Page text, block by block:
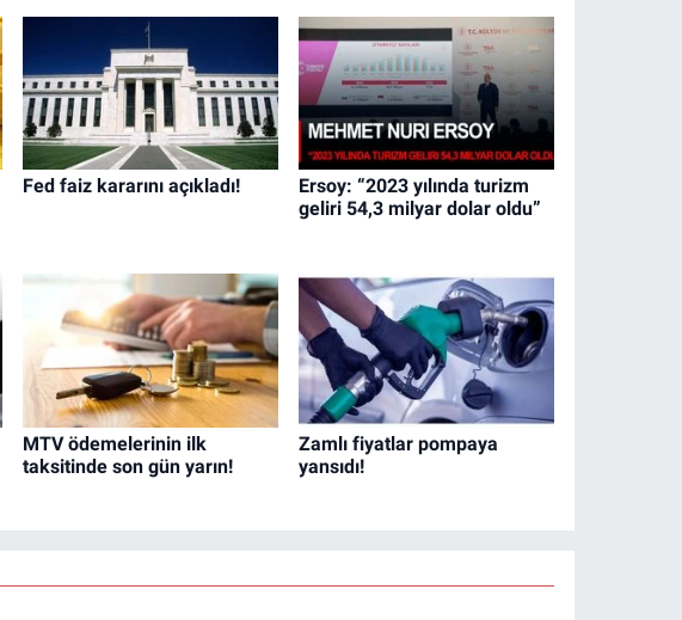
Fed faiz kararını açıkladı!
Ersoy: “2023 yılında turizm
geliri 54,3 milyar dolar oldu”
MTV ödemelerinin ilk
taksitinde son gün yarın!
Zamlı fiyatlar pompaya
yansıdı!